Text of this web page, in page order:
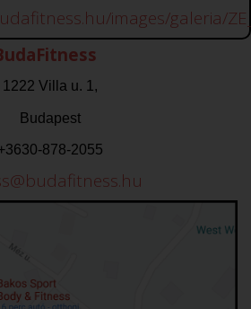
images/galeria/
1222 Villa u. 1,
Budapest
878-2055